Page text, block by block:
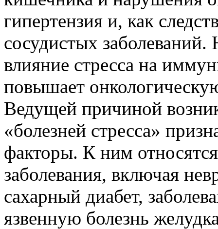
гипертензия и, как
сосудистых
влияние стресса на
повышает
Ведущей причиной
«болезней стресса»
факторы. К ним
заболевания, включая
сахарный диабет,
язвенную болезнь